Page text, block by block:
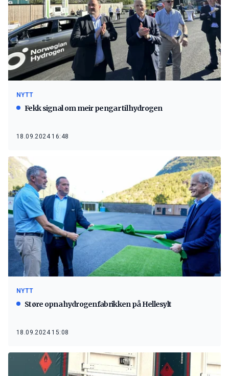
NYTT
Fekk signal om meir pengar til hydrogen
18.09.2024 16:48
NYTT
Støre opna hydrogenfabrikken på Hellesylt
18.09.2024 15:08